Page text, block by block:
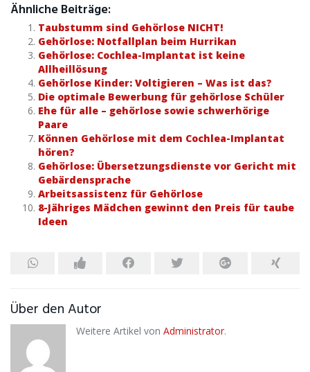
Ähnliche Beiträge:
Taubstumm sind Gehörlose NICHT!
Gehörlose: Notfallplan beim Hurrikan
Gehörlose: Cochlea-Implantat ist keine
Allheillösung
Gehörlose Kinder: Voltigieren – Was ist das?
Die optimale Bewerbung für gehörlose Schüler
Ehe für alle – gehörlose sowie schwerhörige
Paare
Können Gehörlose mit dem Cochlea-Implantat
hören?
Gehörlose: Übersetzungsdienste vor Gericht mit
Gebärdensprache
Arbeitsassistenz für Gehörlose
8-Jähriges Mädchen gewinnt den Preis für taube
Ideen
Über den Autor
Weitere Artikel von Administrator.